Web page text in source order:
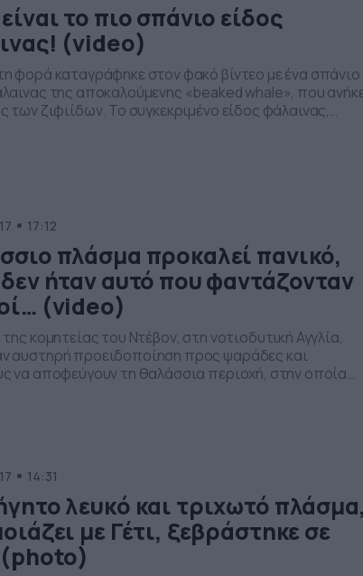
το πιο σπάνιο είδος
(video)
φορά καταγράφηκε στον φακό βίντεο με ένα σπάνιο
της αποκαλούμενης «beaked whale», που
των ζιφιίδων. Το συγκεκριμένο είδος φάλαινας,
17:12
πλάσμα προκαλεί πανικό,
ήταν αυτό που φαντάζονταν
(video)
κομητείας του Ντέβον, στη νοτιοδυτική Αγγλία,
αυστηρή προειδοποίηση προς ψαράδες και
να αποφεύγουν τη θαλάσσια περιοχή, στην οποία
14:31
λευκό και τριχωτό πλάσμα,
με Γέτι, ξεβράστηκε σε